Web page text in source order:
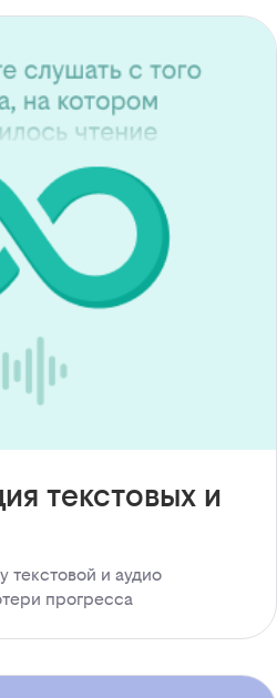
текстовых и
текстовой и аудио
прогресса